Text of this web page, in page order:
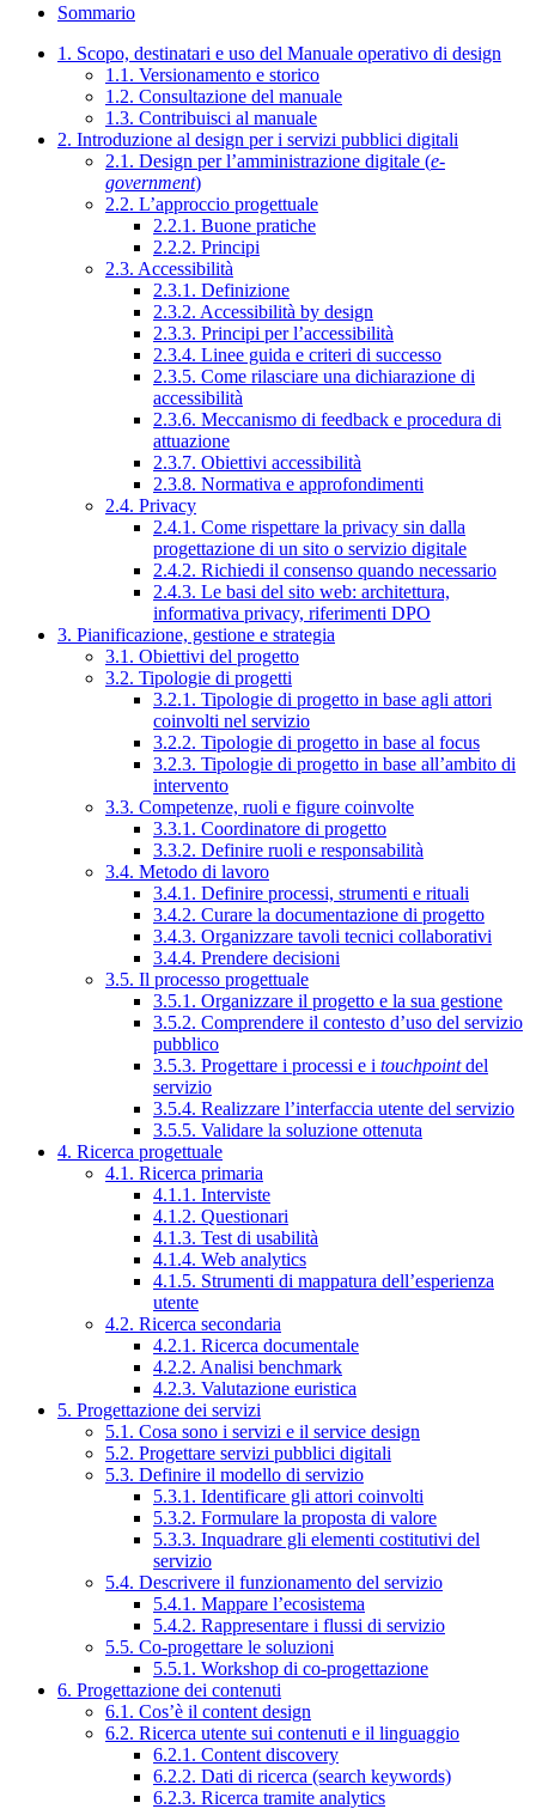
Sommario
1. Scopo, destinatari e uso del Manuale operativo di design
1.1. Versionamento e storico
1.2. Consultazione del manuale
1.3. Contribuisci al manuale
2. Introduzione al design per i servizi pubblici digitali
2.1. Design per l’amministrazione digitale (e-
government)
2.2. L’approccio progettuale
2.2.1. Buone pratiche
2.2.2. Principi
2.3. Accessibilità
2.3.1. Definizione
2.3.2. Accessibilità by design
2.3.3. Principi per l’accessibilità
2.3.4. Linee guida e criteri di successo
2.3.5. Come rilasciare una dichiarazione di
accessibilità
2.3.6. Meccanismo di feedback e procedura di
attuazione
2.3.7. Obiettivi accessibilità
2.3.8. Normativa e approfondimenti
2.4. Privacy
2.4.1. Come rispettare la privacy sin dalla
progettazione di un sito o servizio digitale
2.4.2. Richiedi il consenso quando necessario
2.4.3. Le basi del sito web: architettura,
informativa privacy, riferimenti DPO
3. Pianificazione, gestione e strategia
3.1. Obiettivi del progetto
3.2. Tipologie di progetti
3.2.1. Tipologie di progetto in base agli attori
coinvolti nel servizio
3.2.2. Tipologie di progetto in base al focus
3.2.3. Tipologie di progetto in base all’ambito di
intervento
3.3. Competenze, ruoli e figure coinvolte
3.3.1. Coordinatore di progetto
3.3.2. Definire ruoli e responsabilità
3.4. Metodo di lavoro
3.4.1. Definire processi, strumenti e rituali
3.4.2. Curare la documentazione di progetto
3.4.3. Organizzare tavoli tecnici collaborativi
3.4.4. Prendere decisioni
3.5. Il processo progettuale
3.5.1. Organizzare il progetto e la sua gestione
3.5.2. Comprendere il contesto d’uso del servizio
pubblico
3.5.3. Progettare i processi e i touchpointdel
servizio
3.5.4. Realizzare l’interfaccia utente del servizio
3.5.5. Validare la soluzione ottenuta
4. Ricerca progettuale
4.1. Ricerca primaria
4.1.1. Interviste
4.1.2. Questionari
4.1.3. Test di usabilità
4.1.4. Web analytics
4.1.5. Strumenti di mappatura dell’esperienza
utente
4.2. Ricerca secondaria
4.2.1. Ricerca documentale
4.2.2. Analisi benchmark
4.2.3. Valutazione euristica
5. Progettazione dei servizi
5.1. Cosa sono i servizi e il service design
5.2. Progettare servizi pubblici digitali
5.3. Definire il modello di servizio
5.3.1. Identificare gli attori coinvolti
5.3.2. Formulare la proposta di valore
5.3.3. Inquadrare gli elementi costitutivi del
servizio
5.4. Descrivere il funzionamento del servizio
5.4.1. Mappare l’ecosistema
5.4.2. Rappresentare i flussi di servizio
5.5. Co-progettare le soluzioni
5.5.1. Workshop di co-progettazione
6. Progettazione dei contenuti
6.1. Cos’è il content design
6.2. Ricerca utente sui contenuti e il linguaggio
6.2.1. Content discovery
6.2.2. Dati di ricerca (search keywords)
6.2.3. Ricerca tramite analytics